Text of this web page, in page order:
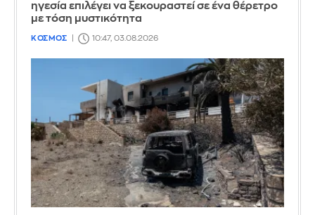
ηγεσία επιλέγει να ξεκουραστεί σε ένα θέρετρο
με τόση μυστικότητα
ΚΟΣΜΟΣ 10:47, 03.08.2026